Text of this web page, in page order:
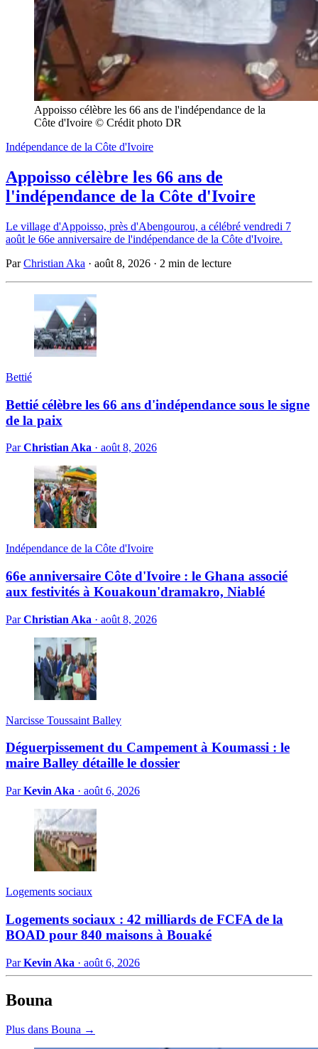
Appoisso célèbre les 66 ans de l'indépendance de la
Côte d'Ivoire © Crédit photo DR
Indépendance de la Côte d'Ivoire
Appoisso célèbre les 66 ans de
l'indépendance de la Côte d'Ivoire
Le village d'Appoisso, près d'Abengourou, a célébré vendredi 7
août le 66e anniversaire de l'indépendance de la Côte d'Ivoire.
ParChristian Aka · août 8, 2026 · 2 min de lecture
Bettié
Bettié célèbre les 66 ans d'indépendance sous le signe
de la paix
ParChristian Aka · août 8, 2026
Indépendance de la Côte d'Ivoire
66e anniversaire Côte d'Ivoire : le Ghana associé
aux festivités à Kouakoun'dramakro, Niablé
ParChristian Aka · août 8, 2026
Narcisse Toussaint Balley
Déguerpissement du Campement à Koumassi : le
maire Balley détaille le dossier
ParKevin Aka · août 6, 2026
Logements sociaux
Logements sociaux : 42 milliards de FCFA de la
BOAD pour 840 maisons à Bouaké
ParKevin Aka · août 6, 2026
Bouna
Plus dans Bouna →